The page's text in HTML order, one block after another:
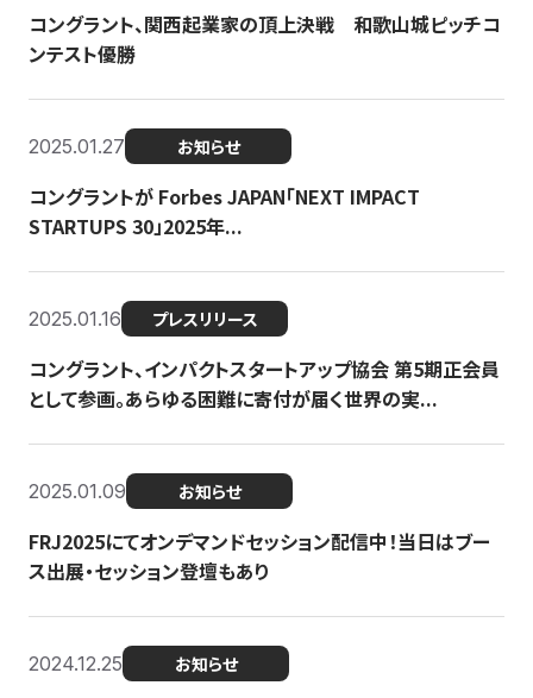
コングラント、関西起業家の頂上決戦 和歌山城ピッチコ
ンテスト優勝
2025.01.27 お知らせ
コングラントが Forbes JAPAN「NEXT IMPACT
STARTUPS 30」2025年...
2025.01.16 プレスリリース
コングラント、インパクトスタートアップ協会 第5期正会員
として参画。あらゆる困難に寄付が届く世界の実...
2025.01.09 お知らせ
FRJ2025にてオンデマンドセッション配信中！当日はブー
ス出展・セッション登壇もあり
2024.12.25 お知らせ